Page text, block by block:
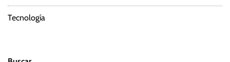
Tecnología